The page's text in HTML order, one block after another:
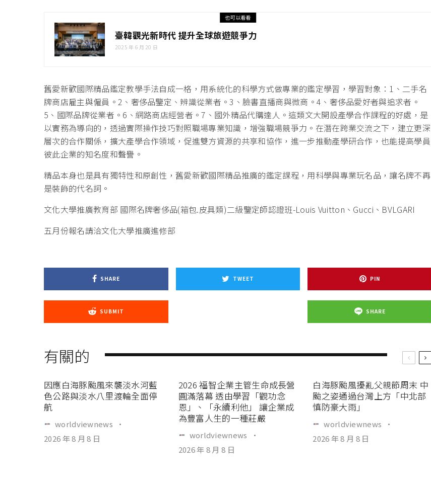
也可以看看
臺韓觀光新時代 提升全球旅遊競爭力
2025 年 6 月 20 日
舊愛新歡國際精品鑑定教學手法自成一格，用系統化的科學方式做專業的鑑定學習，學習對象：1、二手名
牌商店雇主與僱員。2、奢侈品鑒定、辨識從業者。3、臉書直播商與微商。4、奢侈品愛好者與追求者。
5、國際品牌從業者。6、網路商店經營者。7、國外精品代購達人。這類文大開設產學合作課程的好處，是
以實務為導向的，透過實際操作技巧對照職場專業知識，增強職場競爭力。在潛在跨業交流之下，建立更深
層次的合作關係，擴大產學合作領域，促進雙方資源的共享和協作，進一步推動產學研合作，也能提高學員
彼此企業的知名度和聲譽。
精品本身也是具有獨特性和原創性，舊愛新歡國際精品推廣的鑑定課程，用科學與專業玩名品，讓名牌不再
是裝飾的代名詞。
文化大學推廣教育部 國際名牌奢侈品(箱包.皮具類)二級鑒定師認證班-Louis Vuitton、Gucci、BVLGARI
五月份報名請洽文化大學推廣進修部
SHARE TWEET PIN
SUBMIT SHARE
有關的
因應白海豚颱風來襲淡水河藍
色公路與淡水八里渡輪全面停
航
worldviewnews
·
2026 年 8 月 8 日
2026 福智企業主管生命成長營
圓滿落幕 透由學習「觀功念
恩」、「永續利他」 讓企業成
為豐富人生的一種莊嚴
worldviewnews
·
2026 年 8 月 8 日
白海豚颱風擾亂父親節周末 中
颱之姿通過台灣上方「中北部
慎防豪大雨」
worldviewnews
·
2026 年 8 月 8 日